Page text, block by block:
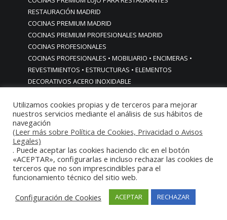
RESTAURACIÓN MADRID
COCINAS PREMIUM MADRID
COCINAS PREMIUM PROFESIONALES MADRID
COCINAS PROFESIONALES
COCINAS PROFESIONALES • MOBILIARIO • ENCIMERAS •
REVESTIMIENTOS • ESTRUCTURAS • ELEMENTOS
DECORATIVOS ACERO INOXIDABLE
PARTICULARES
COCINAS PROFESIONALES ACERO INOXIDABLE
COCINAS PROFESIONALES HORECA
COCINAS PROFESIONALES HOSTELERÍA MADRID
Cocinas profesionales industriales monoblock a medida
personalizadas
Cocinas profesionales industriales monoblock a medida
monoblock a medida personalizadas
Utilizamos cookies propias y de terceros para mejorar
nuestros servicios mediante el análisis de sus hábitos de
navegación
(Leer más sobre Política de Cookies, Privacidad o Avisos
Legales)
. Puede aceptar las cookies haciendo clic en el botón
«ACEPTAR», configurarlas e incluso rechazar las cookies de
terceros que no son imprescindibles para el
funcionamiento técnico del sitio web.
Configuración de Cookies
ACEPTAR RECHAZAR